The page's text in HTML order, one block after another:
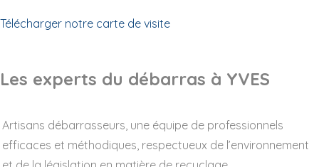
Télécharger notre carte de visite
Les experts du débarras à YVES
Artisans débarrasseurs, une équipe de professionnels
efficaces et méthodiques, respectueux de l’environnement